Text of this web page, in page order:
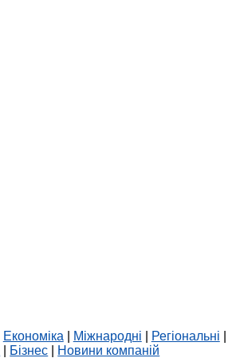
Економіка Міжнародні Регіональні
Бізнес Новини компаній